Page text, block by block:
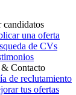
candidatos
una oferta
de CVs
Contacto
de reclutamiento
tus ofertas